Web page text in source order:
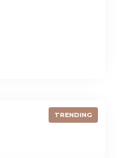
TRENDING